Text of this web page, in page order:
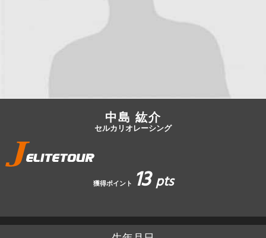
エントリー
JBCF ROAD SERIESとは
中島 紘介
セルカリオレーシング
獲得ポイント 13pts